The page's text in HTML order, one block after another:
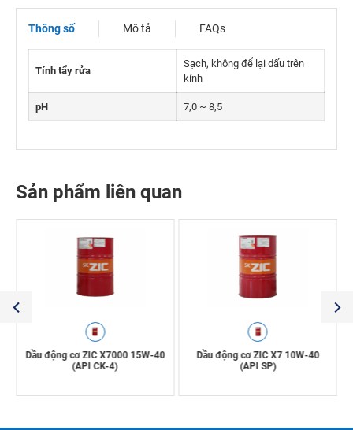
Thông số Mô tả FAQs
Tính tẩy rửa
Sạch, không để lại dấu trên
kính
pH 7,0 ~ 8,5
Sản phẩm liên quan
Dầu động cơ ZIC X7000 15W-40
(API CK-4)
Dầu động cơ ZIC X7 10W-40
(API SP)